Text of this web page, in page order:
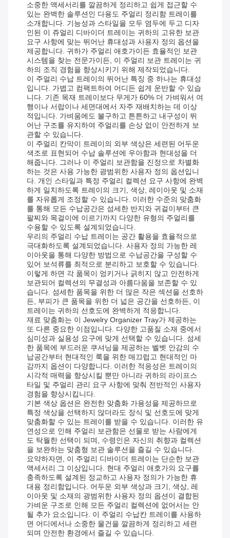
소중한 액세서리를 깔끔하게 정리하고 쉽게 접근할 수
있는 완벽한 솔루션인 다용도 주얼리 정리함 트레이를
소개합니다. 기능성과 스타일을 모두 염두에 두고 디자
인된 이 쥬얼리 디바이더 트레이는 귀하의 고유한 보관
요구 사항에 맞는 뛰어난 휴대성과 사용자 정의 옵션을
제공합니다. 귀하가 주얼리 애호가이든 효율적인 보관
시스템을 찾는 전문가이든, 이 주얼리 보관 트레이는 귀
하의 조직 경험을 향상시키기 위해 제작되었습니다.
이 주얼리 수납 트레이의 뛰어난 특징 중 하나는 휴대성
입니다. 가볍고 컴팩트하여 어디든 쉽게 운반할 수 있습
니다. 기존 목재 트레이보다 무게가 60% 더 가벼워서 여
행이나 서랍이나 세면대에서 자주 재배치하는 데 이상
적입니다. 가벼움에도 불구하고 튼튼하고 내구성이 뛰
어난 구조를 유지하여 주얼리를 손상 없이 안전하게 보
관할 수 있습니다.
이 주얼리 칸막이 트레이의 외부 색상은 세련된 어두운
색조로 표현되어 수납 솔루션에 우아함과 현대성을 더
해줍니다. 그러나 이 주얼리 보관함을 진정으로 차별화
하는 것은 사용 가능한 광범위한 사용자 정의 옵션입니
다. 개인 스타일과 특정 주얼리 컬렉션 요구 사항에 완벽
하게 일치하도록 트레이의 크기, 색상, 레이아웃 및 소재
를 자유롭게 조정할 수 있습니다. 이러한 수준의 맞춤화
를 통해 모든 수납공간은 섬세한 반지와 귀걸이부터 큰
팔찌와 목걸이에 이르기까지 다양한 유형의 주얼리를
수용할 수 있도록 설계되었습니다.
우리의 주얼리 수납 트레이는 공간 활용을 효율적으로
극대화하도록 설계되었습니다. 사용자 정의 가능한 레
이아웃을 통해 다양한 방법으로 수납공간을 구성할 수
있어 보석류를 최적으로 분리하고 보호할 수 있습니다.
이렇게 하면 각 품목이 엉키거나 긁히지 않고 안전하게
보관되어 컬렉션의 무결성과 아름다움을 보존할 수 있
습니다. 섬세한 품목을 위한 더 많은 작은 섹션을 선호하
든, 부피가 큰 품목을 위한 더 넓은 공간을 선호하든, 이
트레이는 귀하의 선호도에 완벽하게 적응합니다.
재료 맞춤화는 이 Jewelry Organizer Tray가 제공하는
또 다른 중요한 이점입니다. 다양한 고품질 소재 중에서
심미성과 실용성 요구에 맞게 선택할 수 있습니다. 섬세
한 품목에 부드러운 쿠셔닝을 제공하는 벨벳 안감의 수
납공간부터 현대적인 룩을 위한 매끄럽고 현대적인 마
감까지 옵션이 다양합니다. 이러한 적응성은 트레이의
시각적 매력을 향상시킬 뿐만 아니라 귀하의 라이프스
타일 및 주얼리 관리 요구 사항에 맞춰 전반적인 사용자
경험을 향상시킵니다.
기본 색상 옵션은 완전한 맞춤화 가용성을 제공하므로
특정 색상을 선택하지 않더라도 장식 및 선호도에 맞게
맞춤화할 수 있는 트레이를 받을 수 있습니다. 이러한 유
연성으로 인해 주얼리 보관함은 선물로 받는 사람에게
도 탁월한 선택이 되며, 수령인은 자신의 취향과 컬렉션
을 보완하는 맞춤형 보관 솔루션을 즐길 수 있습니다.
요약하자면, 이 주얼리 디바이더 트레이는 단순한 보관
액세서리 그 이상입니다. 현대 주얼리 애호가의 요구를
충족하도록 설계된 정교하고 사용자 정의가 가능한 휴
대용 정리함입니다. 어두운 외부 색상과 크기, 색상, 레
이아웃 및 소재의 광범위한 사용자 정의 옵션이 결합된
가벼운 구조로 인해 모든 주얼리 컬렉션에 없어서는 안
될 추가 요소입니다. 이 주얼리 수납칸 트레이를 사용하
면 어디에서나 소중한 물건을 깔끔하게 정리하고 세련
되며 안전한 환경에서 즐길 수 있습니다.